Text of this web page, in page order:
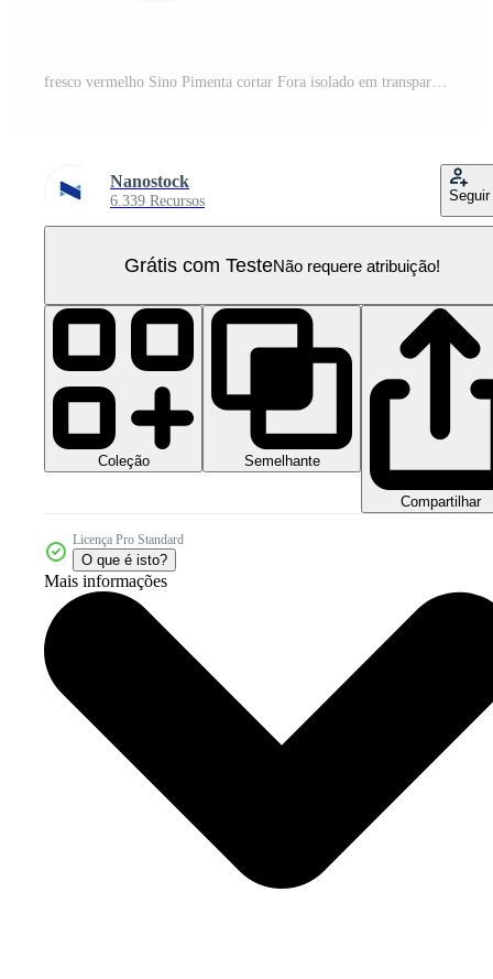
fresco vermelho Sino Pimenta cortar Fora isolado em transparente fundo , generativo ai PNG Pro
Nanostock
6.339 Recursos Seguir
Grátis com TesteNão requere atribuição!
Coleção Semelhante
Compartilhar
Licença Pro Standard
O que é isto?
Mais informações